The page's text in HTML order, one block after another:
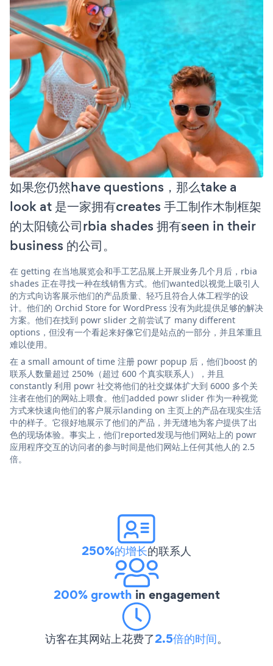
如果您仍然have questions，那么take a
look at 是一家拥有creates 手工制作木制框架
的太阳镜公司rbia shades 拥有seen in their
business 的公司。
在 getting 在当地展览会和手工艺品展上开展业务几个月后，rbia
shades 正在寻找一种在线销售方式。他们wanted以视觉上吸引人
的方式向访客展示他们的产品质量、轻巧且符合人体工程学的设
计。他们的 Orchid Store for WordPress 没有为此提供足够的解决
方案。他们在找到 powr slider 之前尝试了 many different
options，但没有一个看起来好像它们是站点的一部分，并且笨重且
难以使用。
在 a small amount of time 注册 powr popup 后，他们boost 的
联系人数量超过 250%（超过 600 个真实联系人），并且
constantly 利用 powr 社交将他们的社交媒体扩大到 6000 多个关
注者在他们的网站上喂食。他们added powr slider 作为一种视觉
方式来快速向他们的客户展示landing on 主页上的产品在现实生活
中的样子。它很好地展示了他们的产品，并无缝地为客户提供了出
色的现场体验。事实上，他们reported发现与他们网站上的 powr
应用程序交互的访问者的参与时间是他们网站上任何其他人的 2.5
倍。
250%的增长的联系人
200% growth in engagement
访客在其网站上花费了2.5倍的时间。